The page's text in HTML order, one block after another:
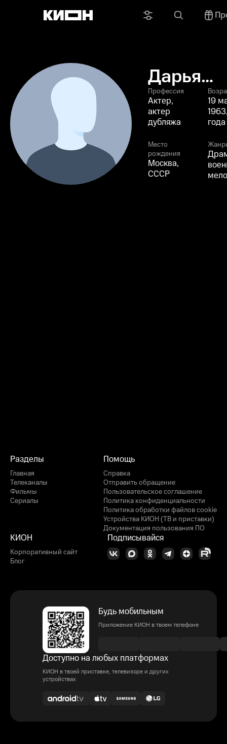
Дарья
Профессия
Актер,
актер
дубляжа
19
года
Место
рождения
Москва,
СССР
Разделы
Главная
Телеканалы
Фильмы
Сериалы
Помощь
Справка
Отправить обращение
Пользовательское соглашение
Политика конфиденциальности
Политика обработки файлов cookie
Устройства КИОН (ТВ и приставки)
Документация пользования ПО
КИОН
Корпоративный сайт
Блог
Подписывайся
Будь мобильным
Приложение КИОН в твоем телефоне
Доступно на любых платформах
КИОН в твоей приставке, телевизоре и других
устройствах